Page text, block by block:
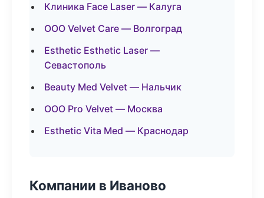
Клиника Face Laser — Калуга
ООО Velvet Care — Волгоград
Esthetic Esthetic Laser —
Севастополь
Beauty Med Velvet — Нальчик
ООО Pro Velvet — Москва
Esthetic Vita Med — Краснодар
Компании в Иваново